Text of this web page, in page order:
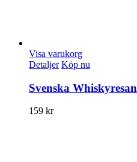
Visa varukorg
Detaljer Köp nu
Svenska Whiskyresan
159 kr